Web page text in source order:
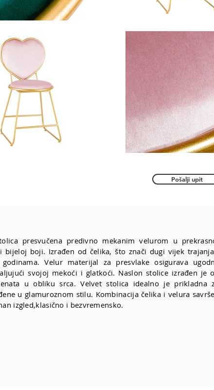
Pošalji upit
presvučena predivno mekanim velurom u
bijeloj boji. Izrađen od čelika, što znači dugi vijek
Velur materijal za presvlake osigurava
svojoj mekoći i glatkoći. Naslon stolice izrađen je
u obliku srca. Velvet stolica idealno je prikladna
u glamuroznom stilu. Kombinacija čelika i velura
izgled,klasično i bezvremensko.